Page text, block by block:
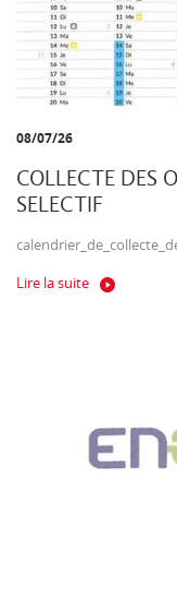
08/07/26
COLLECTE DES
SELECTIF
Lire la suite